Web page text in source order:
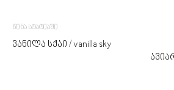
წინა სტატიაში
ვანილა სქაი / vanilla sky